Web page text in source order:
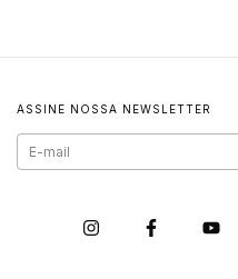
ASSINE NOSSA NEWSLETTER